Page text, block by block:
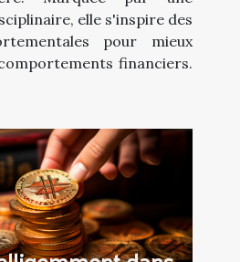
elle s'inspire des
pour mieux
financiers.